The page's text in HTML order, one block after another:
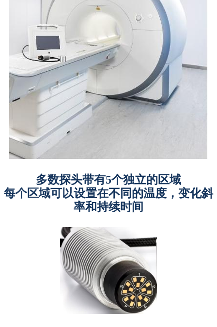
多数探头带有5个独立的区域
每个区域可以设置在不同的温度，变化斜
率和持续时间